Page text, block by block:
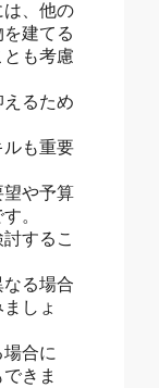
は、他の
建てる
も考慮
るため
ルも重要
望や予算
。
するこ
なる場合
しょ
合に
きま